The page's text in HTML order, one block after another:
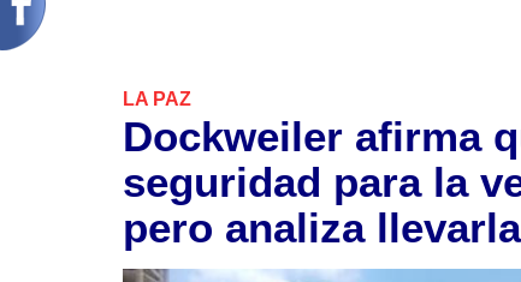
LA PAZ
Dockweiler afirma
seguridad para la
pero analiza